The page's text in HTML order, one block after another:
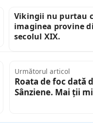
Vikingii nu purtau
imaginea provine
secolul XIX.
Următorul articol
Roata de foc dată
Sânziene. Mai ții